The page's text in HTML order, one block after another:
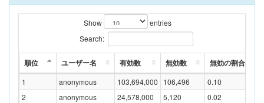
Show
entries
Search:
順位 ユーザー名 有効数 無効数 無効の割合(%)
1 anonymous 103,694,000 106,496
0.10
2
anonymous 24,578,000 5,120
0.02